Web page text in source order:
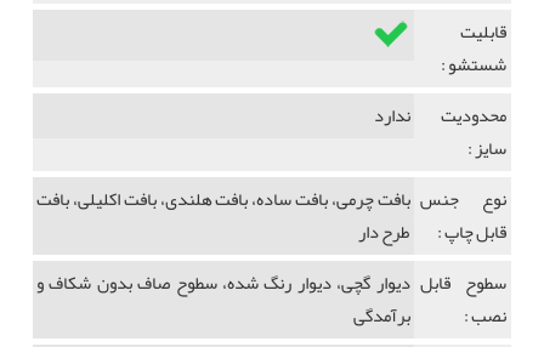
قابلیت
شستشو :
محدودیت
سایز :
ندارد
نوع جنس
قابل چاپ :
بافت چرمی، بافت ساده، بافت هلندی، بافت اکلیلی، بافت
طرح دار
سطوح قابل
نصب :
دیوار گچی، دیوار رنگ شده، سطوح صاف بدون شکاف و
برآمدگی